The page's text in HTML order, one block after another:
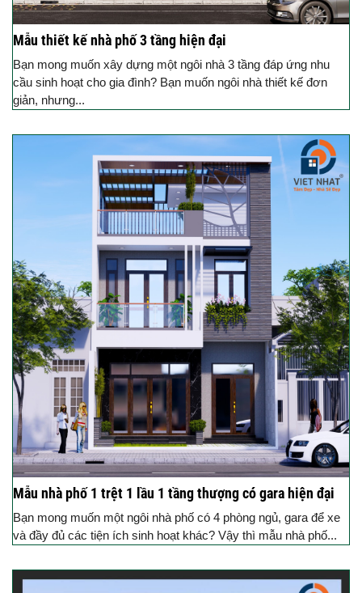
Mẫu thiết kế nhà phố 3 tầng hiện đại
Bạn mong muốn xây dựng một ngôi nhà 3 tầng đáp ứng nhu
cầu sinh hoạt cho gia đình? Bạn muốn ngôi nhà thiết kế đơn
giản, nhưng...
Mẫu nhà phố 1 trệt 1 lầu 1 tầng thượng có gara hiện đại
Bạn mong muốn một ngôi nhà phố có 4 phòng ngủ, gara để xe
và đầy đủ các tiện ích sinh hoạt khác? Vậy thì mẫu nhà phố...